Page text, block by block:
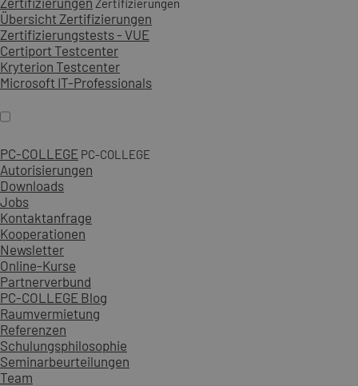
Zertifizierungen
Übersicht Zertifizierungen
Zertifizierungstests - VUE
Certiport Testcenter
Kryterion Testcenter
Microsoft IT-Professionals
PC-COLLEGE PC-COLLEGE
Autorisierungen
Downloads
Jobs
Kontaktanfrage
Kooperationen
Newsletter
Online-Kurse
Partnerverbund
PC-COLLEGE Blog
Raumvermietung
Referenzen
Schulungsphilosophie
Seminarbeurteilungen
Team